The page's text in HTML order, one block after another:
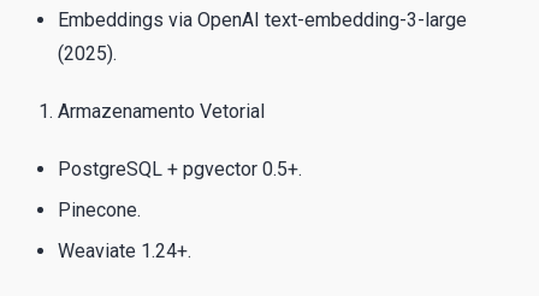
Embeddings via OpenAI text-embedding-3-large
(2025).
Armazenamento Vetorial
PostgreSQL + pgvector 0.5+.
Pinecone.
Weaviate 1.24+.